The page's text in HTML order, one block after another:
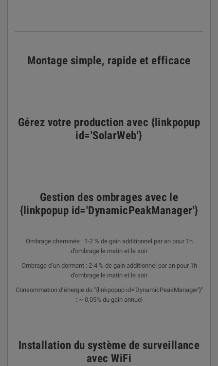
Montage simple, rapide et efficace
Gérez votre production avec {linkpopup
id='SolarWeb'}
Gestion des ombrages avec le
{linkpopup id='DynamicPeakManager'}
Ombrage cheminée : 1-2 % de gain additionnel par an pour 1h
d’ombrage le matin et le soir
Ombrage d’un dormant : 2-4 % de gain additionnel par an pour 1h
d’ombrage le matin et le soir
Consommation d’énergie du "{linkpopup id='DynamicPeakManager'}"
: ~ 0,05% du gain annuel
Installation du système de surveillance
avec WiFi